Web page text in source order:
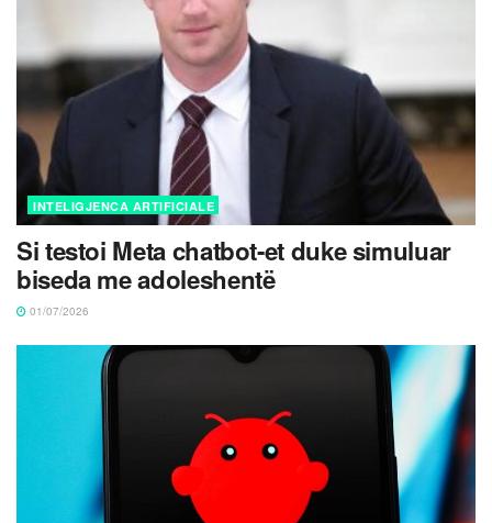
INTELIGJENCA ARTIFICIALE
Si testoi Meta chatbot-et duke simuluar
biseda me adoleshentë
01/07/2026